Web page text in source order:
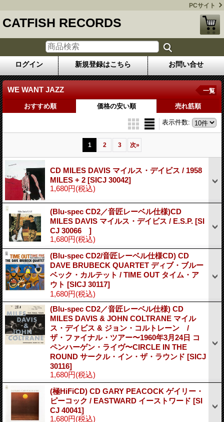
PCサイト
CATFISH RECORDS
ログイン 新規登録はこちら お問い合せ
WE WANT JAZZ 一覧
おすすめ順 価格の安い順 売れ筋順
表示件数:
1 2 3 次»
CD MILES DAVIS マイルス・デイビス / 1958
MILES + 2 [SICJ 30042]
1,680円(税込)
(Blu-spec CD2／音匠レーベル仕様)CD
MILES DAVIS マイルス・デイビス / E.S.P. [SI
CJ 30066 ]
1,680円(税込)
(Blu-spec CD2/音匠レーベル仕様CD) CD
DAVE BRUBECK QUARTET ディブ・ブルー
ベック・カルテット / TIME OUT タイム・ア
ウト [SICJ 30117]
1,680円(税込)
(Blu-spec CD2／音匠レーベル仕様) CD
MILES DAVIS & JOHN COLTRANE マイル
ス・デイビス & ジョン・コルトレーン /
ザ・ファイナル・ツアー〜1960年3月24日 コ
ペンハーゲン・ライヴ〜CIRCLE IN THE
ROUND サークル・イン・ザ・ラウンド [SICJ
30116]
1,680円(税込)
(極HiFiCD) CD GARY PEACOCK ゲイリー・
ピーコック / EASTWARD イーストワード [SI
CJ 40041]
1,680円(税込)